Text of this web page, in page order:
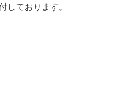
しております。